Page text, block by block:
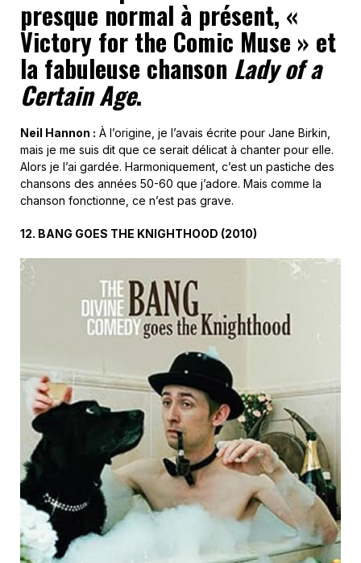
presque normal à présent, «
Victory for the Comic Muse » et
la fabuleuse chanson Lady of a
Certain Age.
Neil Hannon : À l’origine, je l’avais écrite pour Jane Birkin,
mais je me suis dit que ce serait délicat à chanter pour elle.
Alors je l’ai gardée. Harmoniquement, c’est un pastiche des
chansons des années 50-60 que j’adore. Mais comme la
chanson fonctionne, ce n’est pas grave.
12. BANG GOES THE KNIGHTHOOD (2010)